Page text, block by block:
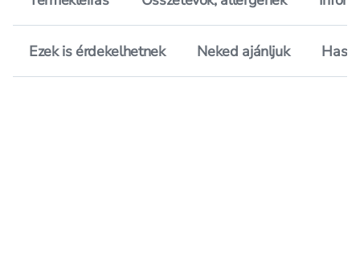
Ezek is érdekelhetnek Neked ajánljuk